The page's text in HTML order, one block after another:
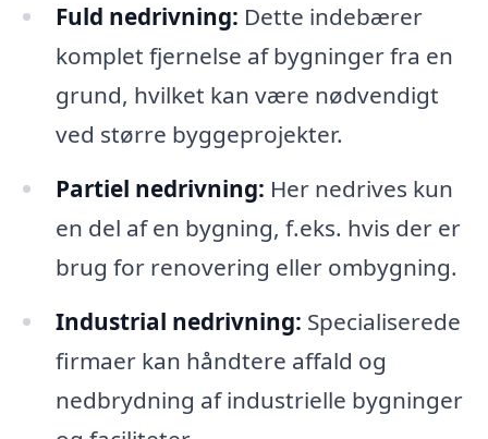
Fuld nedrivning: Dette indebærer
komplet fjernelse af bygninger fra en
grund, hvilket kan være nødvendigt
ved større byggeprojekter.
Partiel nedrivning: Her nedrives kun
en del af en bygning, f.eks. hvis der er
brug for renovering eller ombygning.
Industrial nedrivning: Specialiserede
firmaer kan håndtere affald og
nedbrydning af industrielle bygninger